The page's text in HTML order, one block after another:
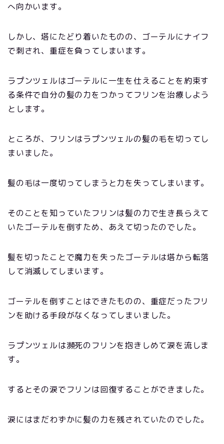
へ向かいます。
しかし、塔にたどり着いたものの、ゴーテルにナイフ
で刺され、重症を負ってしまいます。
ラプンツェルはゴーテルに一生を仕えることを約束す
る条件で自分の髪の力をつかってフリンを治療しよう
とします。
ところが、フリンはラプンツェルの髪の毛を切ってし
まいました。
髪の毛は一度切ってしまうと力を失ってしまいます。
そのことを知っていたフリンは髪の力で生き長らえて
いたゴーテルを倒すため、あえて切ったのでした。
髪を切ったことで魔力を失ったゴーテルは塔から転落
して消滅してしまいます。
ゴーテルを倒すことはできたものの、重症だったフリ
ンを助ける手段がなくなってしまいました。
ラプンツェルは瀕死のフリンを抱きしめて涙を流しま
す。
するとその涙でフリンは回復することができました。
涙にはまだわずかに髪の力を残されていたのでした。